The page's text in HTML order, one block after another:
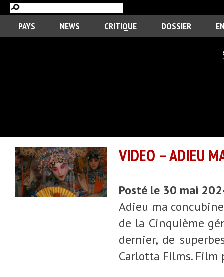
PAYS NEWS CRITIQUE DOSSIER
VIDEO – ADIEU
Posté le 30 mai
Adieu ma
de la Cinquième
dernier, de
Carlotta Films. Film